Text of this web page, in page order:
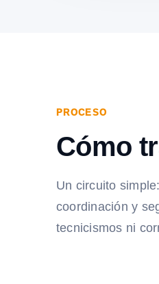
PROCESO
Cómo
Un circuito
coordinación y
tecnicismos ni